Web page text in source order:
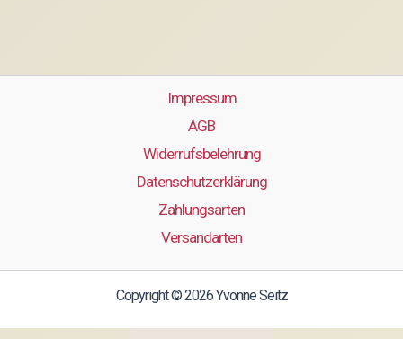
Impressum
AGB
Widerrufsbelehrung
Datenschutzerklärung
Zahlungsarten
Versandarten
Copyright © 2026 Yvonne Seitz